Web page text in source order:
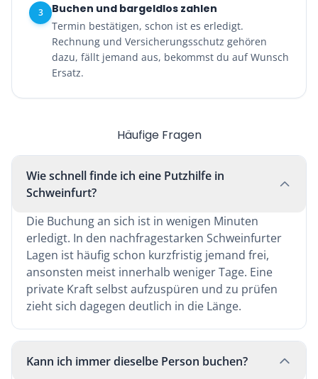
3 Buchen und bargeldlos zahlen
Termin bestätigen, schon ist es erledigt.
Rechnung und Versicherungsschutz gehören
dazu, fällt jemand aus, bekommst du auf Wunsch
Ersatz.
Häufige Fragen
Wie schnell finde ich eine Putzhilfe in
Schweinfurt?
Die Buchung an sich ist in wenigen Minuten
erledigt. In den nachfragestarken Schweinfurter
Lagen ist häufig schon kurzfristig jemand frei,
ansonsten meist innerhalb weniger Tage. Eine
private Kraft selbst aufzuspüren und zu prüfen
zieht sich dagegen deutlich in die Länge.
Kann ich immer dieselbe Person buchen?